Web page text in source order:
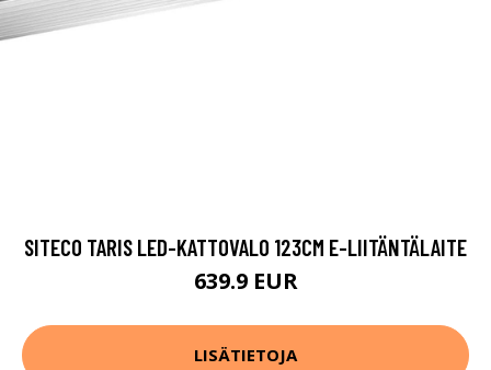
SITECO TARIS LED-KATTOVALO 123CM E-LIITÄNTÄLAITE
639.9 EUR
LISÄTIETOJA